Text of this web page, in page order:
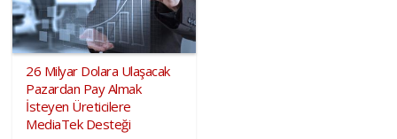
26 Milyar Dolara Ulaşacak
Pazardan Pay Almak
İsteyen Üreticilere
MediaTek Desteği